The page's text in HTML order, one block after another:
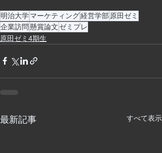
明治大学マーケティング経営学部 原田ゼミ
企業訪問 懸賞論文 ゼミプレ
原田ゼミ4期生
最新記事 すべて表示